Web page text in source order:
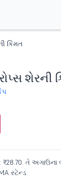
કિંમત
શેરની
₹28.70. તે
સ્ટેન્ડ.